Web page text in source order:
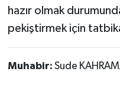
hazır olmak
pekiştirmek için
Muhabir: Sude